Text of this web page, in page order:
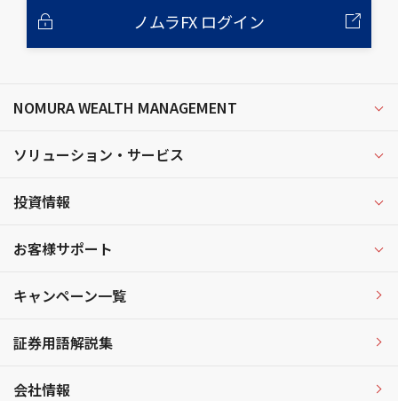
ノムラFX ログイン
NOMURA WEALTH MANAGEMENT
ソリューション・サービス
投資情報
お客様サポート
キャンペーン一覧
証券用語解説集
会社情報